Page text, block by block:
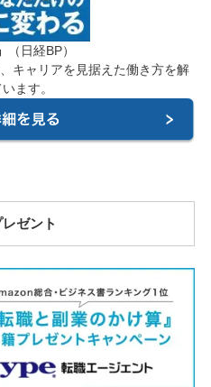
（日経BP）
キャリアを見据えた働き方を解
ます。
ゼント